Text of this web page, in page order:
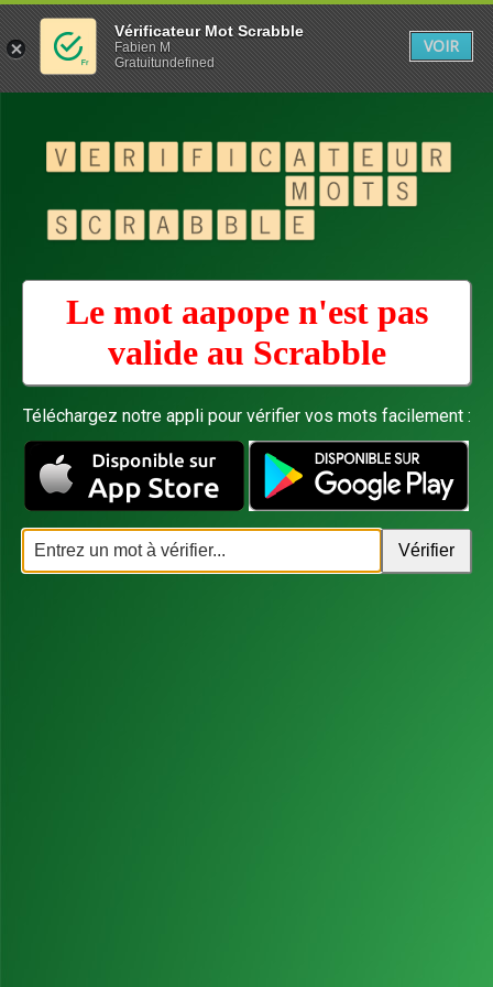
Le mot aapope n'est pas
valide au Scrabble
Téléchargez notre appli pour vérifier vos mots facilement :
Vérificateur Mot Scrabble
Fabien M
Gratuitundefined
VOIR